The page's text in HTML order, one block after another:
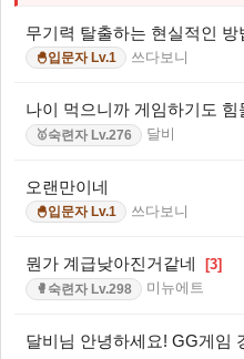
무기력 탈출하는 현실적인 방
🐣입문자 Lv.1 쓰다보니
나이 먹으니까 게임하기도 힘
🥇숙련자 Lv.276 달비
오랜만이네
🐣입문자 Lv.1 쓰다보니
뭔가 계급낮아진거같네 [3]
🥊 숙련자 Lv.298 미뉴에트
달비님 안녕하세요! GG게임